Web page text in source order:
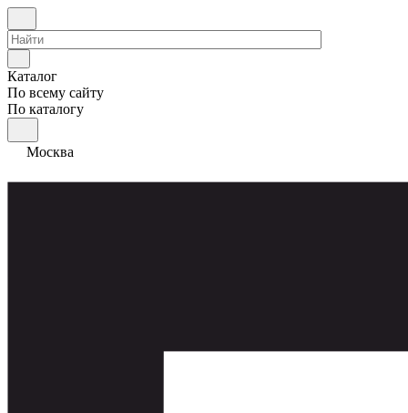
Каталог
По всему сайту
По каталогу
Москва